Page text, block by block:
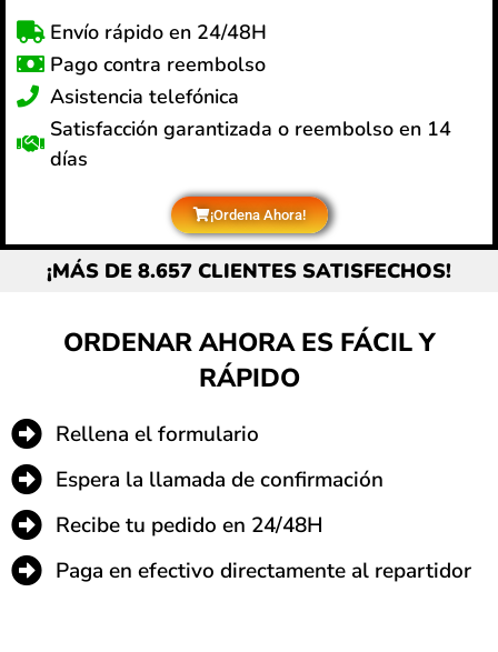
Envío rápido en 24/48H
Pago contra reembolso
Asistencia telefónica
Satisfacción garantizada o reembolso en 14
días
¡Ordena Ahora!
¡MÁS DE 8.657 CLIENTES SATISFECHOS!
ORDENAR AHORA ES FÁCIL Y
RÁPIDO
Rellena el formulario
Espera la llamada de confirmación
Recibe tu pedido en 24/48H
Paga en efectivo directamente al repartidor